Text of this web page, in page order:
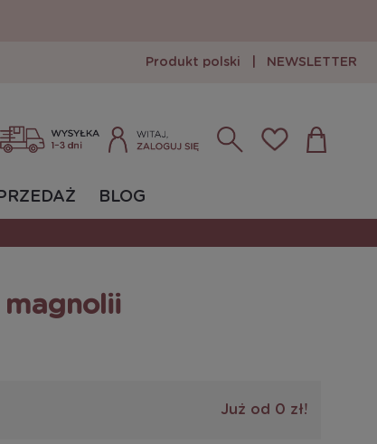
Produkt polski NEWSLETTER
BLOG
Już od 0 zł!